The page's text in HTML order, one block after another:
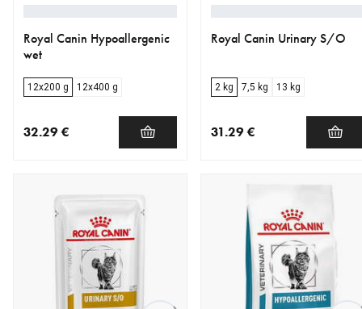
Royal Canin Hypoallergenic
wet
12x200 g 12x400 g
32.29 €
Royal Canin Urinary S/O
2 kg 7,5 kg 13 kg
31.29 €